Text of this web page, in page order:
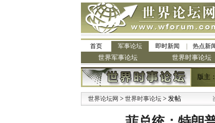
首页 军事论坛 即时新闻 热点新
世界军事论坛 世界时事论坛
版主：
世界论坛网 > 世界时事论坛 > 发帖